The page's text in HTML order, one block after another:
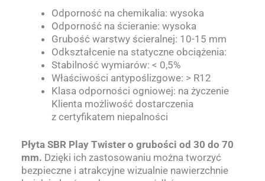
Odporność na chemikalia: wysoka
Odporność na ścieranie: wysoka
Grubość warstwy ścieralnej: 10-15 mm
Odkształcenie na statyczne obciążenia:
Stabilność wymiarów: < 0,5%
Właściwości antypoślizgowe: > R12
Klasa odporności ogniowej: na życzenie
Klienta możliwość dostarczenia
z certyfikatem niepalności
Płyta SBR Play Twister o grubości od 30 do 70
mm. Dzięki ich zastosowaniu można tworzyć
bezpieczne i atrakcyjne wizualnie nawierzchnie